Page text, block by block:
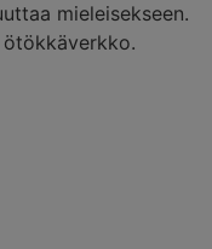
mieleisekseen.
ötökkäverkko.